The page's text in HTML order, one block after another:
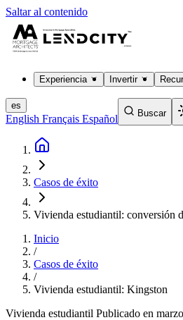
Saltar al contenido
Experiencia Invertir
es
English Français Español Buscar
Casos de éxito
Vivienda estudiantil: conversión
Inicio
/
Casos de éxito
/
Vivienda estudiantil: Kingston
Vivienda estudiantil Publicado en